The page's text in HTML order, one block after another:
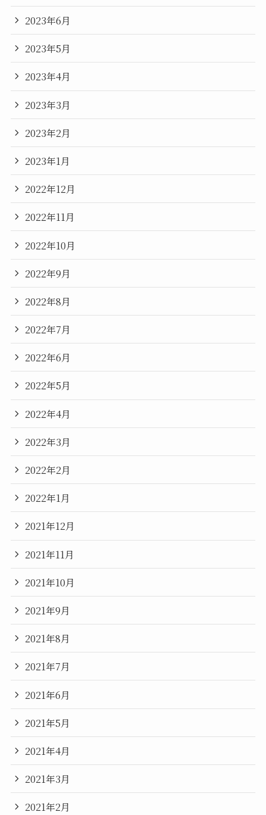
2023年6月
2023年5月
2023年4月
2023年3月
2023年2月
2023年1月
2022年12月
2022年11月
2022年10月
2022年9月
2022年8月
2022年7月
2022年6月
2022年5月
2022年4月
2022年3月
2022年2月
2022年1月
2021年12月
2021年11月
2021年10月
2021年9月
2021年8月
2021年7月
2021年6月
2021年5月
2021年4月
2021年3月
2021年2月